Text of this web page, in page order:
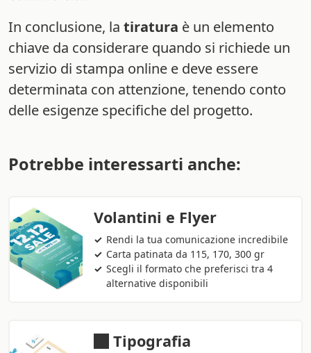
In conclusione, la tiratura è un elemento
chiave da considerare quando si richiede un
servizio di stampa online e deve essere
determinata con attenzione, tenendo conto
delle esigenze specifiche del progetto.
Potrebbe interessarti anche:
Volantini e Flyer
Rendi la tua comunicazione incredibile
Carta patinata da 115, 170, 300 gr
Scegli il formato che preferisci tra 4
alternative disponibili
Tipografia